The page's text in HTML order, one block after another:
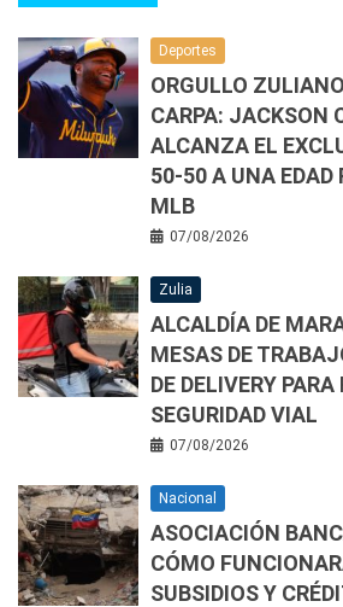
Deportes
ORGULLO
CARPA: JACKSON
ALCANZA EL
50-50 A UNA EDAD
MLB
07/08/2026
Zulia
ALCALDÍA DE
MESAS DE
DE DELIVERY
SEGURIDAD VIAL
07/08/2026
Nacional
ASOCIACIÓN
CÓMO
SUBSIDIOS Y